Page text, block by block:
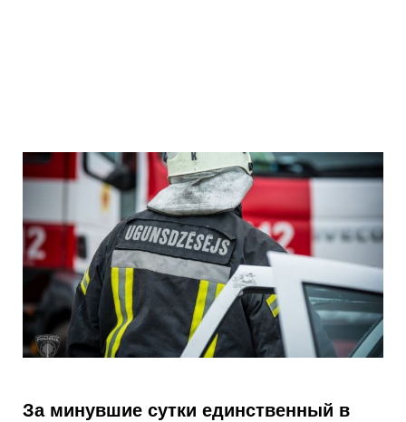
За минувшие сутки единственный в